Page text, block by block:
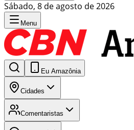
Sábado, 8 de agosto de 2026
Menu
Eu Amazônia
Cidades
Comentaristas